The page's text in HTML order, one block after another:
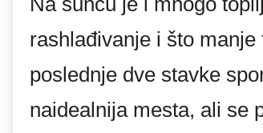
rashlađivanje i što
poslednje dve stavke
naidealnija mesta, ali se